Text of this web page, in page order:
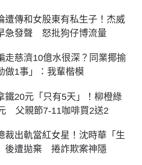
遭傳和女股東有私生子！杰威
急發聲 怒批狗仔博流量
走慈濟10億水很深？同業揶揄
做1事」：我輩楷模
鐵20元「只有5天」！柳橙綠
父親節7-11咖啡買2送2
裁出軌當紅女星！沈時華「生
後遭拋棄 捲詐欺案神隱